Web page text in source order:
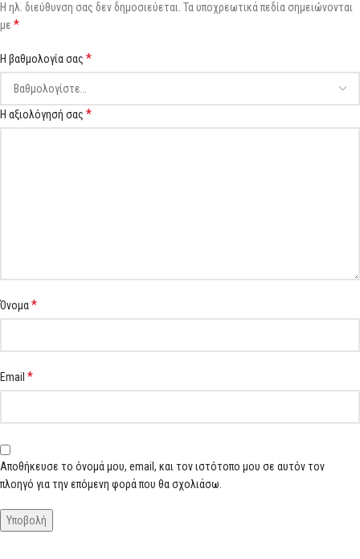
Η ηλ. διεύθυνση σας δεν δημοσιεύεται. Τα υποχρεωτικά πεδία σημειώνονται
με *
Η βαθμολογία σας *
Η αξιολόγησή σας *
Όνομα*
Email *
Αποθήκευσε το όνομά μου, email, και τον ιστότοπο μου σε αυτόν τον
πλοηγό για την επόμενη φορά που θα σχολιάσω.